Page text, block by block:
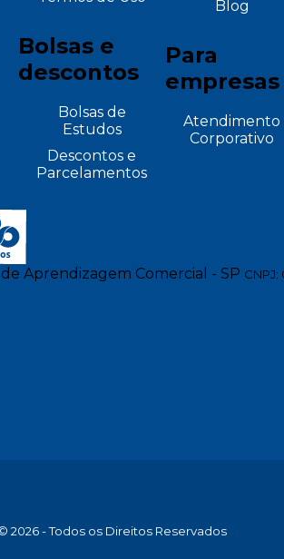
Bolsas e
descontos
Bolsas de
Estudos
Descontos e
Parcelamentos
Blog
Para
empresas
Atendimento
Corporativo
Aprendizagem Comercial - SP
2026 - Todos os Direitos Reservados